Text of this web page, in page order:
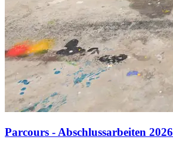
Parcours - Abschlussarbeiten 2026